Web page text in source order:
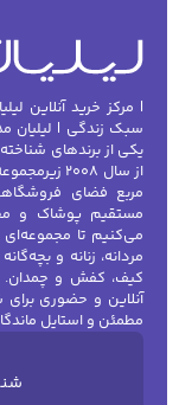
می‌توانید
مغذی،
بررسی
خشک،
شده‌اند و
رطوبت‌رسانی
تفاوت
چیست؟
کرم دست
پوست دست
| مرکز خرید آنلاین
یکی از برندهای
مربع فضای
مستقیم پوشاک و
می‌کنیم تا مجموعه‌ای
مردانه، زنانه و
کیف، کفش و چمدان.
آنلاین و حضوری
مطمئن و استایل